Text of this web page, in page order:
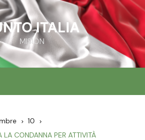
ITALIA
MISIÓN
10
LA CONDANNA PER ATTIVITÀ